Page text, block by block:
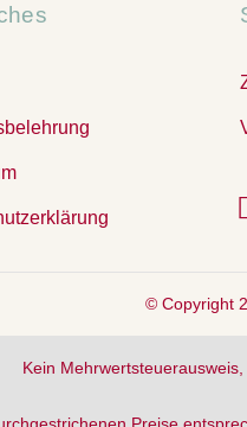
© Copyright
Kein